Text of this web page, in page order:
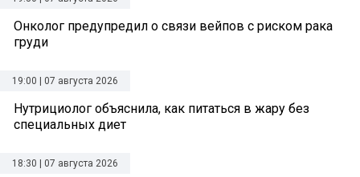
Онколог предупредил о связи вейпов с риском рака
груди
19:00 | 07 августа 2026
Нутрициолог объяснила, как питаться в жару без
специальных диет
18:30 | 07 августа 2026